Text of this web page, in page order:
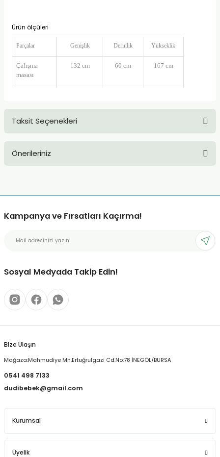
Ürün ölçüleri
Parçalar Genişlik Derinlik Yükseklik
Çalışma
masası
132 cm 60 cm 167 cm
Taksit Seçenekleri
Önerileriniz
kullanarak tarafımıza iletebilirsiniz.
Ürün açıklamasında eksik bilgiler bulunuyor.
Ürün fiyatı diğer sitelerden daha pahalı.
Kampanya ve Fırsatları Kaçırma!
Sosyal Medyada Takip Edin!
Bize Ulaşın
Mağaza:Mahmudiye Mh.Ertuğrulgazi Cd.No:78 İNEGÖL/BURSA
0541 498 7133
dudibebek@gmail.com
Kurumsal
Üyelik